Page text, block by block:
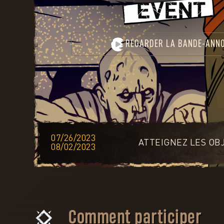
REGARDER LA BANDE-
07/26/2023
08/02/2023
ATTEIGNEZ LES
Comment participer